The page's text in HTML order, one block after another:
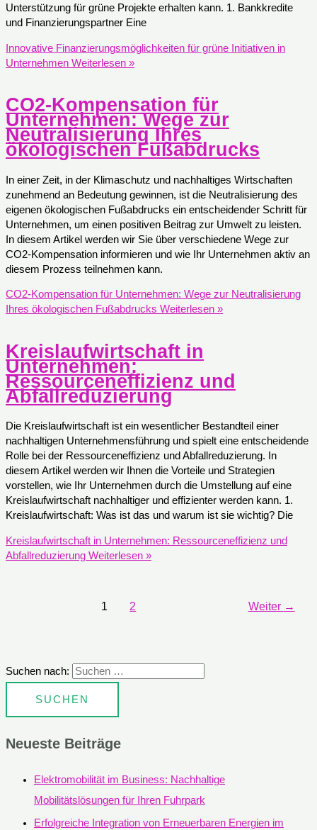
Unterstützung für grüne Projekte erhalten kann. 1. Bankkredite
und Finanzierungspartner Eine
Innovative Finanzierungsmöglichkeiten für grüne Initiativen in
Unternehmen Weiterlesen »
CO2-Kompensation für
Unternehmen: Wege zur
Neutralisierung Ihres
ökologischen Fußabdrucks
In einer Zeit, in der Klimaschutz und nachhaltiges Wirtschaften
zunehmend an Bedeutung gewinnen, ist die Neutralisierung des
eigenen ökologischen Fußabdrucks ein entscheidender Schritt für
Unternehmen, um einen positiven Beitrag zur Umwelt zu leisten.
In diesem Artikel werden wir Sie über verschiedene Wege zur
CO2-Kompensation informieren und wie Ihr Unternehmen aktiv an
diesem Prozess teilnehmen kann.
CO2-Kompensation für Unternehmen: Wege zur Neutralisierung
Ihres ökologischen Fußabdrucks Weiterlesen »
Kreislaufwirtschaft in
Unternehmen:
Ressourceneffizienz und
Abfallreduzierung
Die Kreislaufwirtschaft ist ein wesentlicher Bestandteil einer
nachhaltigen Unternehmensführung und spielt eine entscheidende
Rolle bei der Ressourceneffizienz und Abfallreduzierung. In
diesem Artikel werden wir Ihnen die Vorteile und Strategien
vorstellen, wie Ihr Unternehmen durch die Umstellung auf eine
Kreislaufwirtschaft nachhaltiger und effizienter werden kann. 1.
Kreislaufwirtschaft: Was ist das und warum ist sie wichtig? Die
Kreislaufwirtschaft in Unternehmen: Ressourceneffizienz und
Abfallreduzierung Weiterlesen »
1 2 Weiter →
Suchen nach:
Neueste Beiträge
Elektromobilität im Business: Nachhaltige
Mobilitätslösungen für Ihren Fuhrpark
Erfolgreiche Integration von Erneuerbaren Energien im